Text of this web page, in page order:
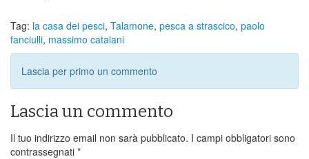
Tag: la casa dei pesci, Talamone, pesca a strascico, paolo
fanciulli, massimo catalani
Lascia per primo un commento
Lascia un commento
Il tuo indirizzo email non sarà pubblicato. I campi obbligatori sono
contrassegnati *